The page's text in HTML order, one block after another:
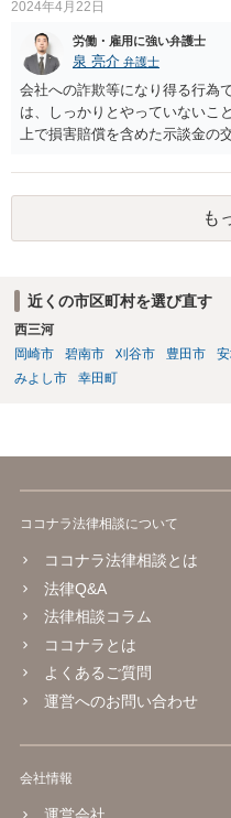
2024年4月22日
労働・雇用に強い弁護士
泉 亮介 弁護士
会社への詐欺等になり得る行為
は、しっかりとやっていないこ
上で損害賠償を含めた示談金の
も
近くの市区町村を選び直す
西三河
岡崎市
碧南市 刈谷市 豊田市
みよし市
幸田町
ココナラ法律相談について
ココナラ法律相談とは
法律Q&A
法律相談コラム
ココナラとは
よくあるご質問
運営へのお問い合わせ
会社情報
運営会社